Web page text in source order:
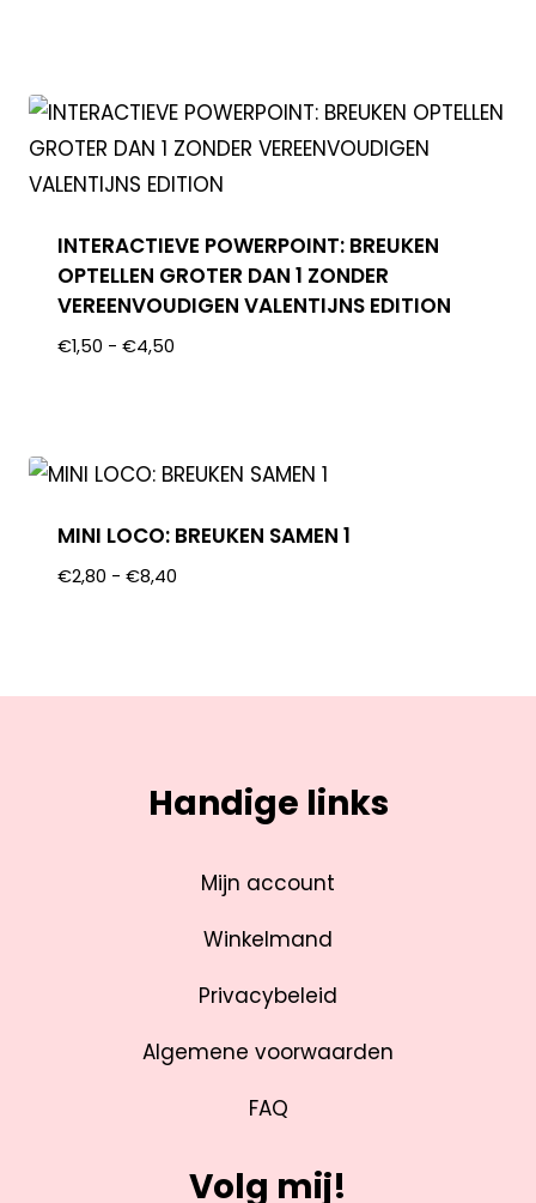
INTERACTIEVE POWERPOINT: BREUKEN
OPTELLEN GROTER DAN 1 ZONDER
VEREENVOUDIGEN VALENTIJNS EDITION
€1,50 - €4,50
MINI LOCO: BREUKEN SAMEN 1
€2,80 - €8,40
Handige links
Mijn account
Winkelmand
Privacybeleid
Algemene voorwaarden
FAQ
Volg mij!